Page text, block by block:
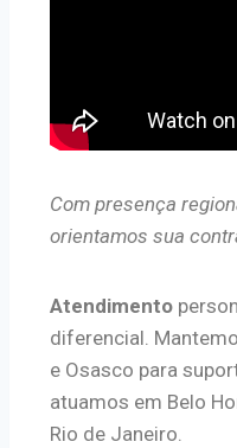
Com presença
orientamos sua
Atendimento
diferencial.
e Osasco para
atuamos em Belo
Rio de Janeiro.